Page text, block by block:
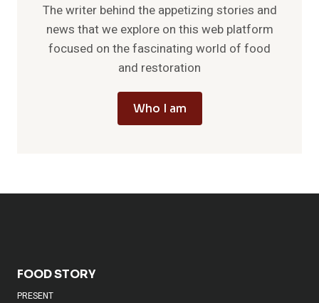
The writer behind the appetizing stories and
news that we explore on this web platform
focused on the fascinating world of food
and restoration
Who I am
FOOD STORY
PRESENT